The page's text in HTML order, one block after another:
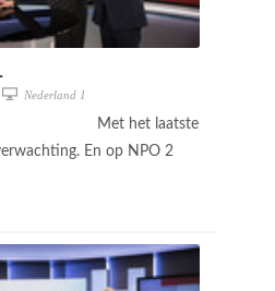
Nederland 1
Met het laatste
En op NPO 2